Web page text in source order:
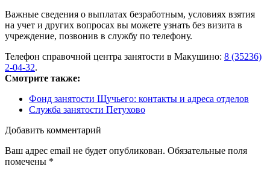
Важные сведения о выплатах безработным, условиях взятия
на учет и других вопросах вы можете узнать без визита в
учреждение, позвонив в службу по телефону.
Телефон справочной центра занятости в Макушино: 8 (35236)
2-04-32.
Смотрите также:
Фонд занятости Щучьего: контакты и адреса отделов
Служба занятости Петухово
Добавить комментарий
Ваш адрес email не будет опубликован. Обязательные поля
помечены *